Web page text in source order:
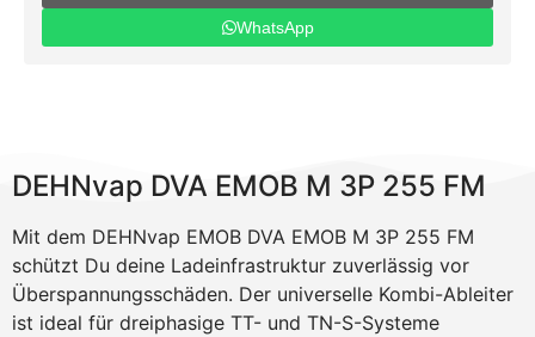
WhatsApp
DEHNvap DVA EMOB M 3P 255 FM
Mit dem DEHNvap EMOB DVA EMOB M 3P 255 FM
schützt Du deine Ladeinfrastruktur zuverlässig vor
Überspannungsschäden. Der universelle Kombi-Ableiter
ist ideal für dreiphasige TT- und TN-S-Systeme